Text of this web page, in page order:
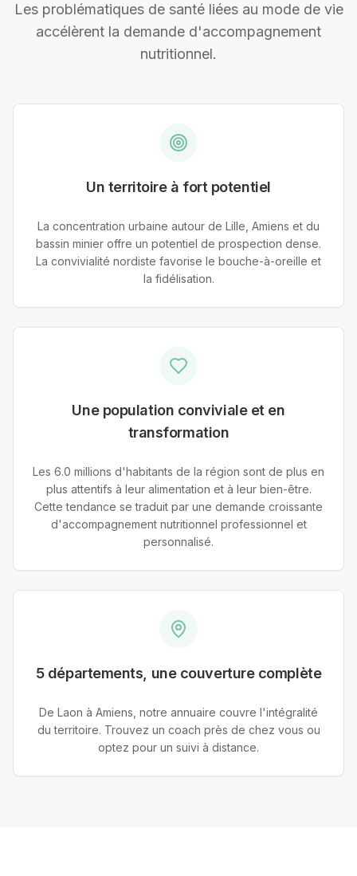
Les problématiques de santé liées au mode de vie
accélèrent la demande d'accompagnement
nutritionnel.
Un territoire à fort potentiel
La concentration urbaine autour de Lille, Amiens et du
bassin minier offre un potentiel de prospection dense.
La convivialité nordiste favorise le bouche-à-oreille et
la fidélisation.
Une population conviviale et en
transformation
Les 6.0 millions d'habitants de la région sont de plus en
plus attentifs à leur alimentation et à leur bien-être.
Cette tendance se traduit par une demande croissante
d'accompagnement nutritionnel professionnel et
personnalisé.
5 départements, une couverture complète
De Laon à Amiens, notre annuaire couvre l'intégralité
du territoire. Trouvez un coach près de chez vous ou
optez pour un suivi à distance.